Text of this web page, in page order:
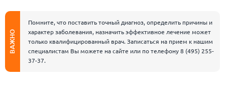
ВАЖНО
Помните, что поставить точный диагноз, определить причины и
характер заболевания, назначить эффективное лечение может
только квалифицированный врач. Записаться на прием к нашим
специалистам Вы можете на сайте или по телефону8 (495) 255-
37-37.